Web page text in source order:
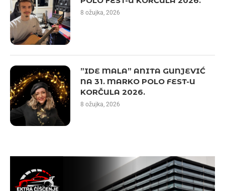
8 ožujka, 2026
”IDE MALA” ANITA GUNJEVIĆ
NA 31. MARKO POLO FEST-U
KORČULA 2026.
8 ožujka, 2026